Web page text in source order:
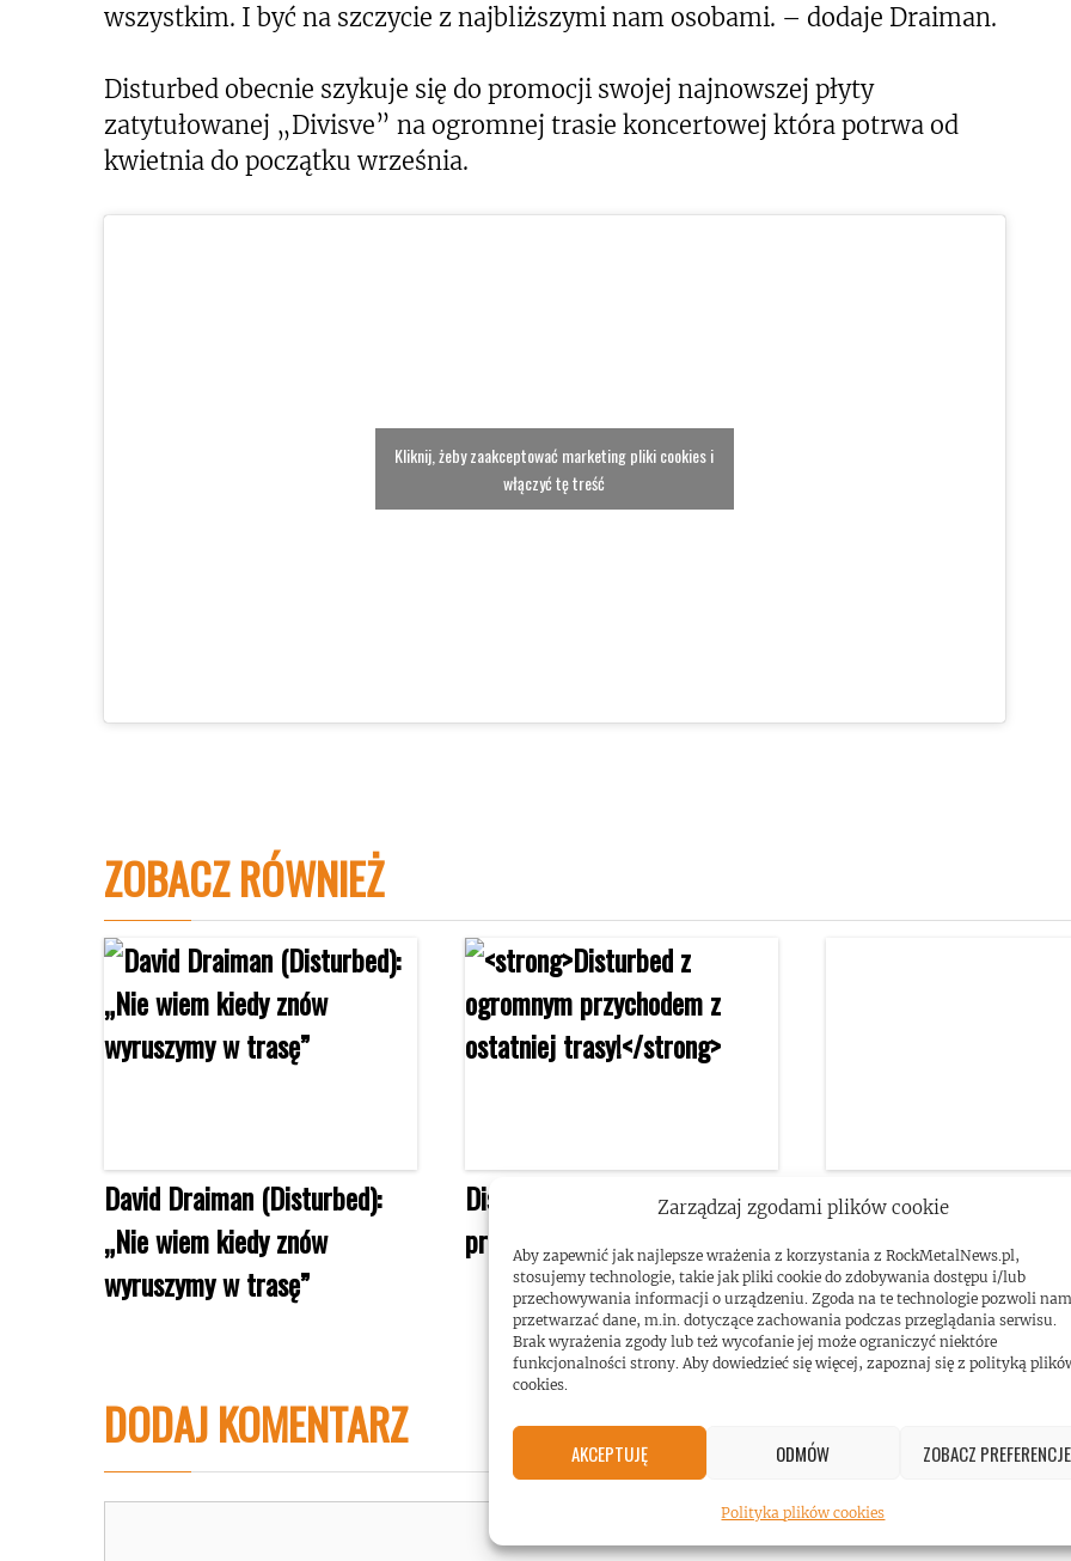
Zarządzaj zgodami plików cookie
Aby zapewnić jak najlepsze wrażenia z korzystania z RockMetalNews.pl,
stosujemy technologie, takie jak pliki cookie do zdobywania dostępu i/lub
przechowywania informacji o urządzeniu. Zgoda na te technologie pozwoli nam
przetwarzać dane, m.in. dotyczące zachowania podczas przeglądania serwisu.
Brak wyrażenia zgody lub też wycofanie jej może ograniczyć niektóre
funkcjonalności strony. Aby dowiedzieć się więcej, zapoznaj się z polityką
cookies.
AKCEPTUJĘ ODMÓW ZOBACZ PREFERENCJE
Polityka plików cookies
wszystkim. I być na szczycie z najbliższymi nam osobami. – dodaje Draiman.
Disturbed obecnie szykuje się do promocji swojej najnowszej płyty
zatytułowanej „Divisve” na ogromnej trasie koncertowej która potrwa od
kwietnia do początku września.
Kliknij, żeby zaakceptować marketing pliki cookies i
włączyć tę treść
ZOBACZ RÓWNIEŻ
David Draiman (Disturbed):
„Nie wiem kiedy znów
wyruszymy w trasę”
Disturbed z ogromnym
przychodem z ostatniej trasy!
David Draiman
używa Tindera aby
siebie „właściwą
DODAJ KOMENTARZ